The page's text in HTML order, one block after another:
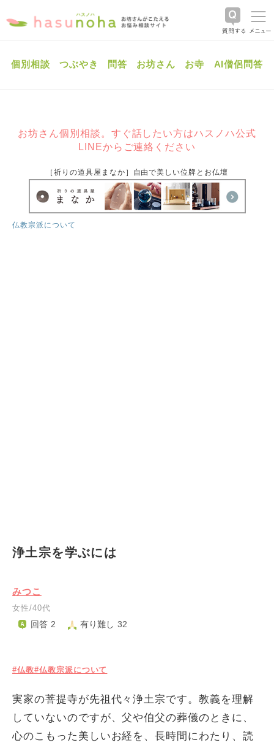
個別相談 つぶやき 問答 お坊さん お寺 AI僧侶問答
お坊さん個別相談。すぐ話したい方はハスノハ公式
LINEからご連絡ください
［祈りの道具屋まなか］自由で美しい位牌とお仏壇
仏教宗派について
浄土宗を学ぶには
みつこ
女性/40代
回答 2 有り難し 32
#仏教#仏教宗派について
実家の菩提寺が先祖代々浄土宗です。教義を理解
していないのですが、父や伯父の葬儀のときに、
心のこもった美しいお経を、長時間にわたり、読